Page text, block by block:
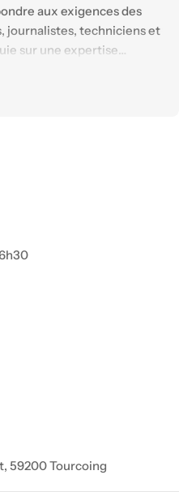
aux exigences des
journalistes, techniciens et
sur une expertise
équipements
59200 Tourcoing